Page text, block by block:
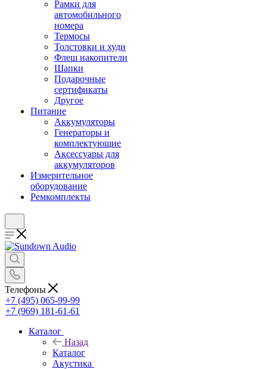
Рамки для
автомобильного
номера
Термосы
Толстовки и худи
Флеш накопители
Шапки
Подарочные
сертификаты
Другое
Питание
Аккумуляторы
Генераторы и
комплектующие
Аксессуары для
аккумуляторов
Измерительное
оборудование
Ремкомплекты
Телефоны
+7 (495) 065-99-99
+7 (969) 181-61-61
Каталог
Назад
Каталог
Акустика